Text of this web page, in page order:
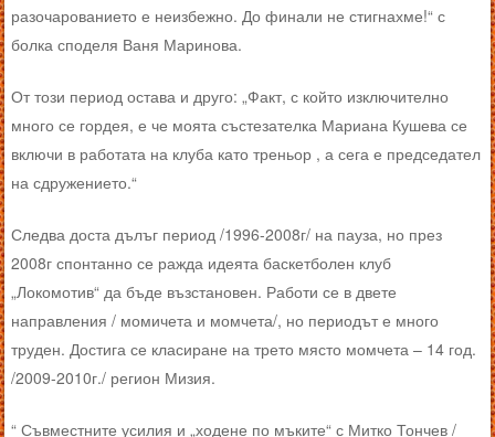
разочарованието е неизбежно. До финали не стигнахме!“ с
болка споделя Ваня Маринова.
От този период остава и друго: „Факт, с който изключително
много се гордея, е че моята състезателка Мариана Кушева се
включи в работата на клуба като треньор , а сега е председател
на сдружението.“
Следва доста дълъг период /1996-2008г/ на пауза, но през
2008г спонтанно се ражда идеята баскетболен клуб
„Локомотив“ да бъде възстановен. Работи се в двете
направления / момичета и момчета/, но периодът е много
труден. Достига се класиране на трето място момчета – 14 год.
/2009-2010г./ регион Мизия.
“ Съвместните усилия и „ходене по мъките“ с Митко Тончев /